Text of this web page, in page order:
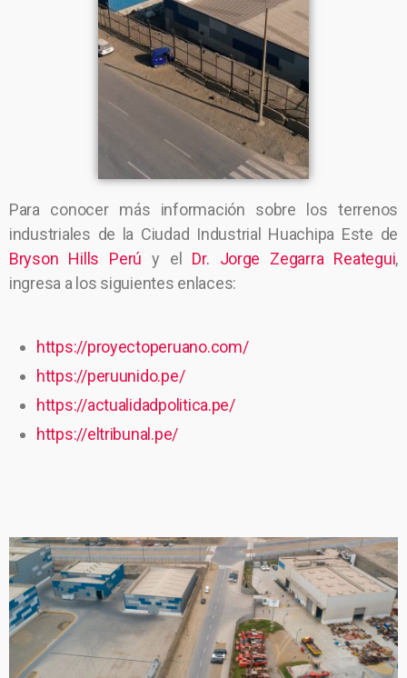
Para conocer más información sobre los terrenos
industriales de la Ciudad Industrial Huachipa Este de
Bryson Hills Perú y el Dr. Jorge Zegarra Reategui,
ingresa a los siguientes enlaces:
https://proyectoperuano.com/
https://peruunido.pe/
https://actualidadpolitica.pe/
https://eltribunal.pe/